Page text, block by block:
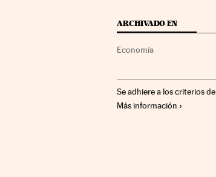
ARCHIVADO EN
Economía
Se adhiere a los criterios de
Más información